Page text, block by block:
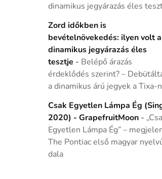
dinamikus jegyárazás éles
Zord időkben is
bevételnövekedés: ilyen volt a
dinamikus jegyárazás éles
tesztje - Belépő árazás
érdeklődés szerint? –
a dinamikus árú jegyek a Tixa-
Csak Egyetlen Lámpa Ég
2020) - GrapefruitMoon-
Egyetlen Lámpa Ég” –
The Pontiac első magyar
dala